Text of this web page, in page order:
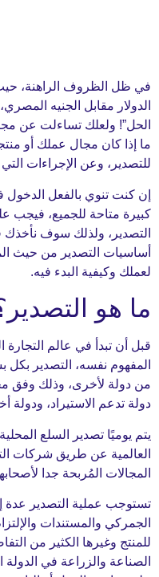
الراهنة، حيث الضغوط
مقابل الجنيه المصري، نسمع
تساءلت عن مجال
مجال عملك أو منتجاتك أو
وعن الإجراءات التي تحتاج
بالفعل الدخول في هذا
للجميع، فيجب عليك أن
ولذلك سوف نأخذك في هذا
التصدير من حيث المفهوم
البدء فيه.
التصدير؟
في عالم التجارة
نفسه، التصدير بكل بساطة
لأخرى، وذلك وفق مجموعة من
الاستيراد، ودولة أخرى
تصدير السلع المحلية
عن طريق شركات التصدير
المُربحة جدا لأصحابها.
التصدير عدة إجراءات
والمستندات والإلتزام
الكثير من
والزراعة في الدولة